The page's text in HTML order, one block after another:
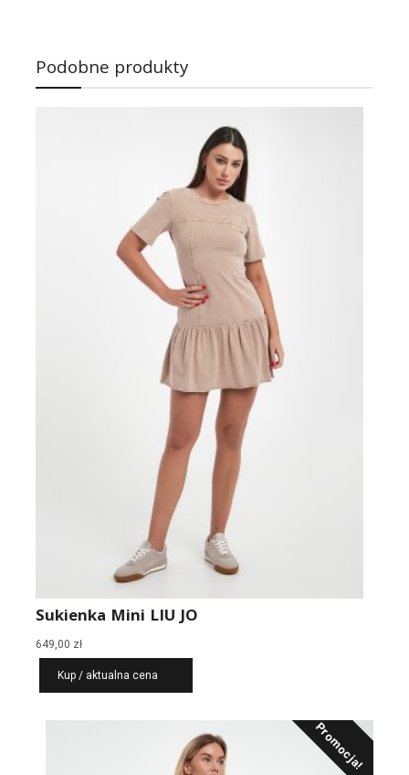
Podobne produkty
Sukienka Mini LIU JO
649,00 zł
Kup / aktualna cena
Promocja!